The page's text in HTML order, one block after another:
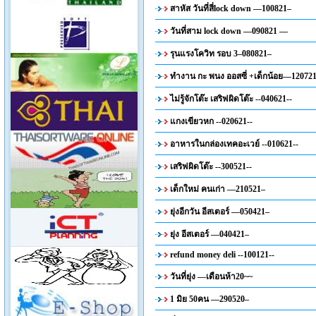
สาหัส วันที่สี่lock down —100821–
วันที่สาม lock down —090821 —
รุนแรงโควิท รอบ 3–080821–
ทำงาน กะ พนง ออสซี่ +เด็กน้อย
ไม่รู้จักโต๊ะ เสริฟผิดโต๊ะ --040621--
แกงเขียวหก --020621--
อาหารในกล่องเทคอะเวย์ --010621--
เสริฟผิดโต๊ะ --300521--
เด็กใหม่ คนเก่า —210521–
ยุ่งอีกวัน อีสเตอร์ —050421–
ยุ่ง อีสเตอร์ —040421–
refund money deli --100121--
วันที่ยุ่ง —เดือนห้า20~~
1 มิย 50คน —290520–